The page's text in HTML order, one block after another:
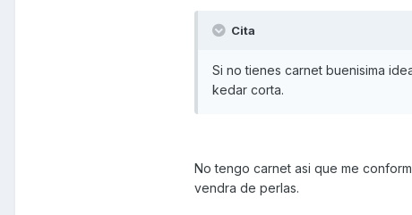
Cita
Si no tienes carnet buenisima
kedar corta.
No tengo carnet asi que me
vendra de perlas.